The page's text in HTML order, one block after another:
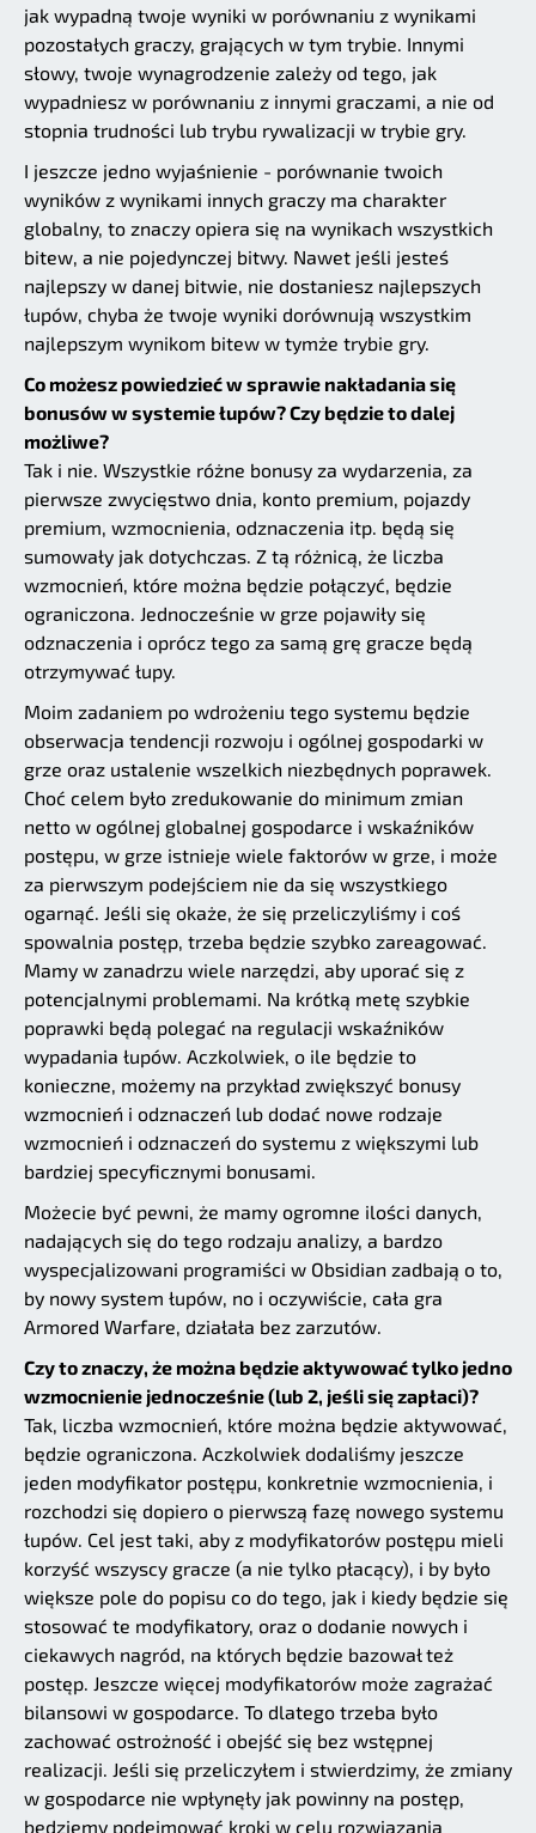
jak wypadną twoje wyniki w porównaniu z wynikami
pozostałych graczy, grających w tym trybie. Innymi
słowy, twoje wynagrodzenie zależy od tego, jak
wypadniesz w porównaniu z innymi graczami, a nie od
stopnia trudności lub trybu rywalizacji w trybie gry.
I jeszcze jedno wyjaśnienie - porównanie twoich
wyników z wynikami innych graczy ma charakter
globalny, to znaczy opiera się na wynikach wszystkich
bitew, a nie pojedynczej bitwy. Nawet jeśli jesteś
najlepszy w danej bitwie, nie dostaniesz najlepszych
łupów, chyba że twoje wyniki dorównują wszystkim
najlepszym wynikom bitew w tymże trybie gry.
Co możesz powiedzieć w sprawie nakładania się
bonusów w systemie łupów? Czy będzie to dalej
możliwe?
Tak i nie. Wszystkie różne bonusy za wydarzenia, za
pierwsze zwycięstwo dnia, konto premium, pojazdy
premium, wzmocnienia, odznaczenia itp. będą się
sumowały jak dotychczas. Z tą różnicą, że liczba
wzmocnień, które można będzie połączyć, będzie
ograniczona. Jednocześnie w grze pojawiły się
odznaczenia i oprócz tego za samą grę gracze będą
otrzymywać łupy.
Moim zadaniem po wdrożeniu tego systemu będzie
obserwacja tendencji rozwoju i ogólnej gospodarki w
grze oraz ustalenie wszelkich niezbędnych poprawek.
Choć celem było zredukowanie do minimum zmian
netto w ogólnej globalnej gospodarce i wskaźników
postępu, w grze istnieje wiele faktorów w grze, i może
za pierwszym podejściem nie da się wszystkiego
ogarnąć. Jeśli się okaże, że się przeliczyliśmy i coś
spowalnia postęp, trzeba będzie szybko zareagować.
Mamy w zanadrzu wiele narzędzi, aby uporać się z
potencjalnymi problemami. Na krótką metę szybkie
poprawki będą polegać na regulacji wskaźników
wypadania łupów. Aczkolwiek, o ile będzie to
konieczne, możemy na przykład zwiększyć bonusy
wzmocnień i odznaczeń lub dodać nowe rodzaje
wzmocnień i odznaczeń do systemu z większymi lub
bardziej specyficznymi bonusami.
Możecie być pewni, że mamy ogromne ilości danych,
nadających się do tego rodzaju analizy, a bardzo
wyspecjalizowani programiści w Obsidian zadbają o to,
by nowy system łupów, no i oczywiście, cała gra
Armored Warfare, działała bez zarzutów.
Czy to znaczy, że można będzie aktywować tylko jedno
wzmocnienie jednocześnie (lub 2, jeśli się zapłaci)?
Tak, liczba wzmocnień, które można będzie aktywować,
będzie ograniczona. Aczkolwiek dodaliśmy jeszcze
jeden modyfikator postępu, konkretnie wzmocnienia, i
rozchodzi się dopiero o pierwszą fazę nowego systemu
łupów. Cel jest taki, aby z modyfikatorów postępu mieli
korzyść wszyscy gracze (a nie tylko płacący), i by było
większe pole do popisu co do tego, jak i kiedy będzie się
stosować te modyfikatory, oraz o dodanie nowych i
ciekawych nagród, na których będzie bazował też
postęp. Jeszcze więcej modyfikatorów może zagrażać
bilansowi w gospodarce. To dlatego trzeba było
zachować ostrożność i obejść się bez wstępnej
realizacji. Jeśli się przeliczyłem i stwierdzimy, że zmiany
w gospodarce nie wpłynęły jak powinny na postęp,
będziemy podejmować kroki w celu rozwiązania